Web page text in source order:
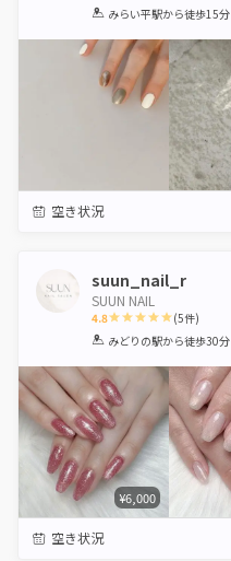
1 2 3 4 5
みらい平駅から徒歩15分
空き状況
suun_nail_r
SUUN NAIL
4.8
1 2 3 4 5
(5件)
みどりの駅から徒歩30分
¥6,000
空き状況